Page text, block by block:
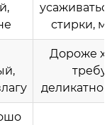
стирки,
Дороже